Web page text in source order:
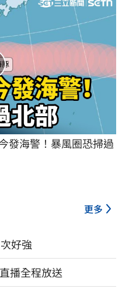
發海警！暴風圈恐掃過
更多
好強
播全程放送